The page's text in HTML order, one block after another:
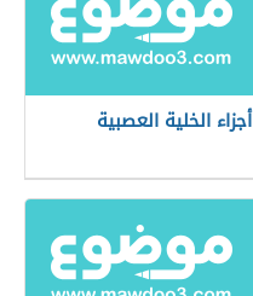
أجزاء الخلية العصبية